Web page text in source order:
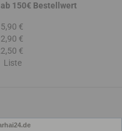
150€ Bestellwert
5,90 €
€
€
Liste